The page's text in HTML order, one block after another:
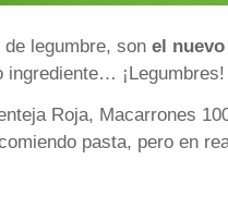
de legumbre, sonel
ingrediente… ¡Legumbres!
Roja, Macarrones
pasta, pero en